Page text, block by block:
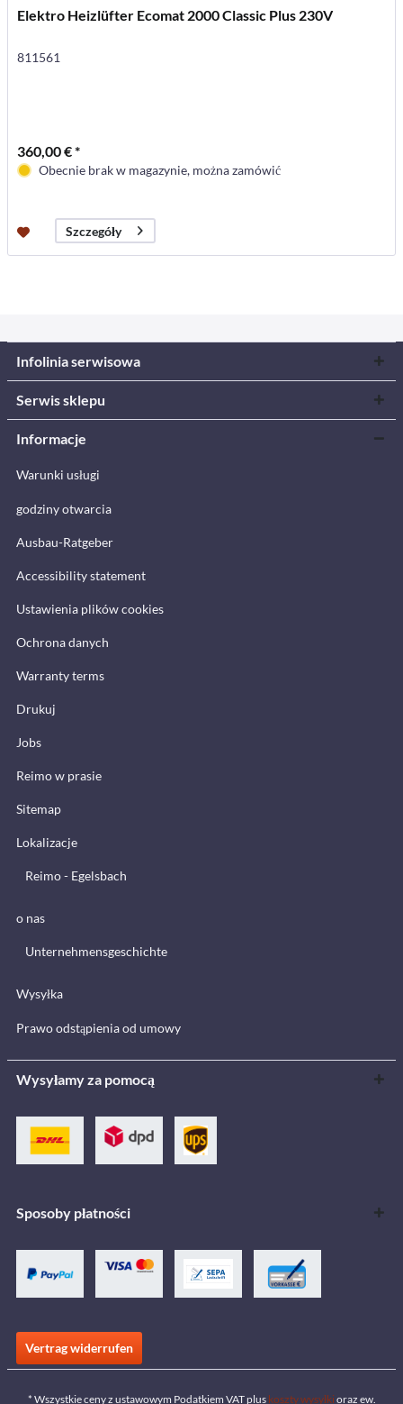
Elektro Heizlüfter Ecomat 2000 Classic Plus 230V
811561
360,00 € *
Obecnie brak w magazynie, można zamówić
Szczegóły
Infolinia serwisowa
Serwis sklepu
Informacje
Warunki usługi
godziny otwarcia
Ausbau-Ratgeber
Accessibility statement
Ustawienia plików cookies
Ochrona danych
Warranty terms
Drukuj
Jobs
Reimo w prasie
Sitemap
Lokalizacje
Reimo - Egelsbach
o nas
Unternehmensgeschichte
Wysyłka
Prawo odstąpienia od umowy
Wysyłamy za pomocą
Sposoby płatności
Vertrag widerrufen
* Wszystkie ceny z ustawowym Podatkiem VAT plus koszty wysyłki oraz ew.